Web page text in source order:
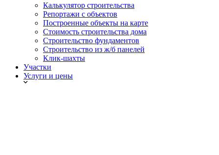
Калькулятор строительства
Репортажи с объектов
Построенные объекты на карте
Стоимость строительства дома
Строительство фундаментов
Строительство из ж/б панелей
Клик-шахты
Участки
Услуги и цены